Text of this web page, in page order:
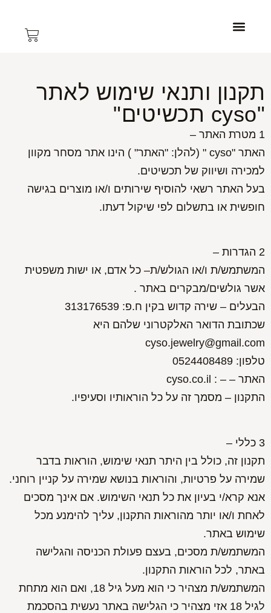
תקנון ותנאי שימוש לאתר
"cyso תכשיטים"
1 מטרת האתר –
האתר "cyso " (להלן: "האתר" ) הינו אתר מסחר מקוון
למכירה ושיווק של תכשיטים.
בעל האתר רשאי להוסיף שירותים ו/או מוצרים בגישה
חופשית או בתשלום לפי שיקול דעתו.
2 הגדרות –
המשתמש/ת ו/או הגולש/ת– כל אדם, או ישות משפטית
אשר גולשים/מבקרים באתר .
הבעלים – שירה קדוש בקין ח.פ: 313176539
שכתובת הדואר האלקטרוני שלהם היא
cyso.jewelry@gmail.com
טלפון: 0524408489
האתר – – : cyso.co.il
התקנון – מסמך זה על כל הוראותיו וסעיפיו.
3 כללי –
תקנון זה, כולל בין היתר תנאי שימוש, הוראות בדבר
שמירה על פרטיות, והוראות בנושא שמירה על קניין רוחני.
אנא קרא/י בעיון את כל תנאי השימוש. אם אינך מסכים
לאחת ו/או יותר מהוראות התקנון, עליך להימנע מכל
שימוש באתר.
המשתמש/ת מסכים, בעצם פעולת הכניסה והגלישה
באתר, לכל הוראות התקנון.
המשתמש/ת מצהיר כי הוא מעל גיל 18, ואם הוא מתחת
לגיל 18 אזי מצהיר כי הגלישה באתר נעשית בהסכמת